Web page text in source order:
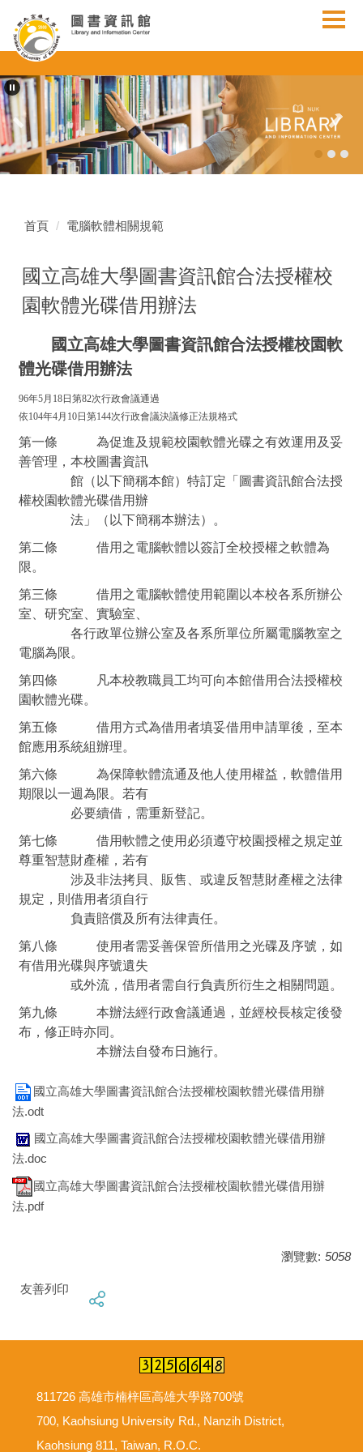
到
主
內
容
區
首頁 電腦軟體相關規範
國立高雄大學圖書資訊館合法授權校
園軟體光碟借用辦法
國立高雄大學圖書資訊館合法授權校園軟
體光碟借用辦法
96年5月18日第82次行政會議通過
依104年4月10日第144次行政會議決議修正法規格式
第一條 為促進及規範校園軟體光碟之有效運用及妥
善管理，本校圖書資訊
館（以下簡稱本館）特訂定「圖書資訊館合法授
權校園軟體光碟借用辦
法」（以下簡稱本辦法）。
第二條 借用之電腦軟體以簽訂全校授權之軟體為
限。
第三條 借用之電腦軟體使用範圍以本校各系所辦公
室、研究室、實驗室、
各行政單位辦公室及各系所單位所屬電腦教室之
電腦為限。
第四條 凡本校教職員工均可向本館借用合法授權校
園軟體光碟。
第五條 借用方式為借用者填妥借用申請單後，至本
館應用系統組辦理。
第六條 為保障軟體流通及他人使用權益，軟體借用
期限以一週為限。若有
必要續借，需重新登記。
第七條 借用軟體之使用必須遵守校園授權之規定並
尊重智慧財產權，若有
涉及非法拷貝、販售、或違反智慧財產權之法律
規定，則借用者須自行
負責賠償及所有法律責任。
第八條 使用者需妥善保管所借用之光碟及序號，如
有借用光碟與序號遺失
或外流，借用者需自行負責所衍生之相關問題。
第九條 本辦法經行政會議通過，並經校長核定後發
布，修正時亦同 。
本辦法自發布日施行。
國立高雄大學圖書資訊館合法授權校園軟體光碟借用辦
法.odt
國立高雄大學圖書資訊館合法授權校園軟體光碟借用辦
法.doc
國立高雄大學圖書資訊館合法授權校園軟體光碟借用辦
法.pdf
瀏覽數: 5058
友善列印
811726 高雄市楠梓區高雄大學路700號
700, Kaohsiung University Rd., Nanzih District,
Kaohsiung 811, Taiwan, R.O.C.